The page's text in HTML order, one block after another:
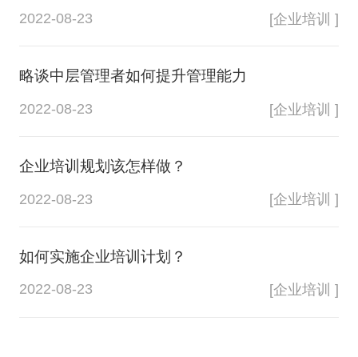
2022-08-23 [企业培训 ]
略谈中层管理者如何提升管理能力
2022-08-23 [企业培训 ]
企业培训规划该怎样做？
2022-08-23 [企业培训 ]
如何实施企业培训计划？
2022-08-23 [企业培训 ]